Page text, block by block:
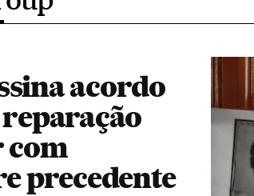
acordo
com
precedente